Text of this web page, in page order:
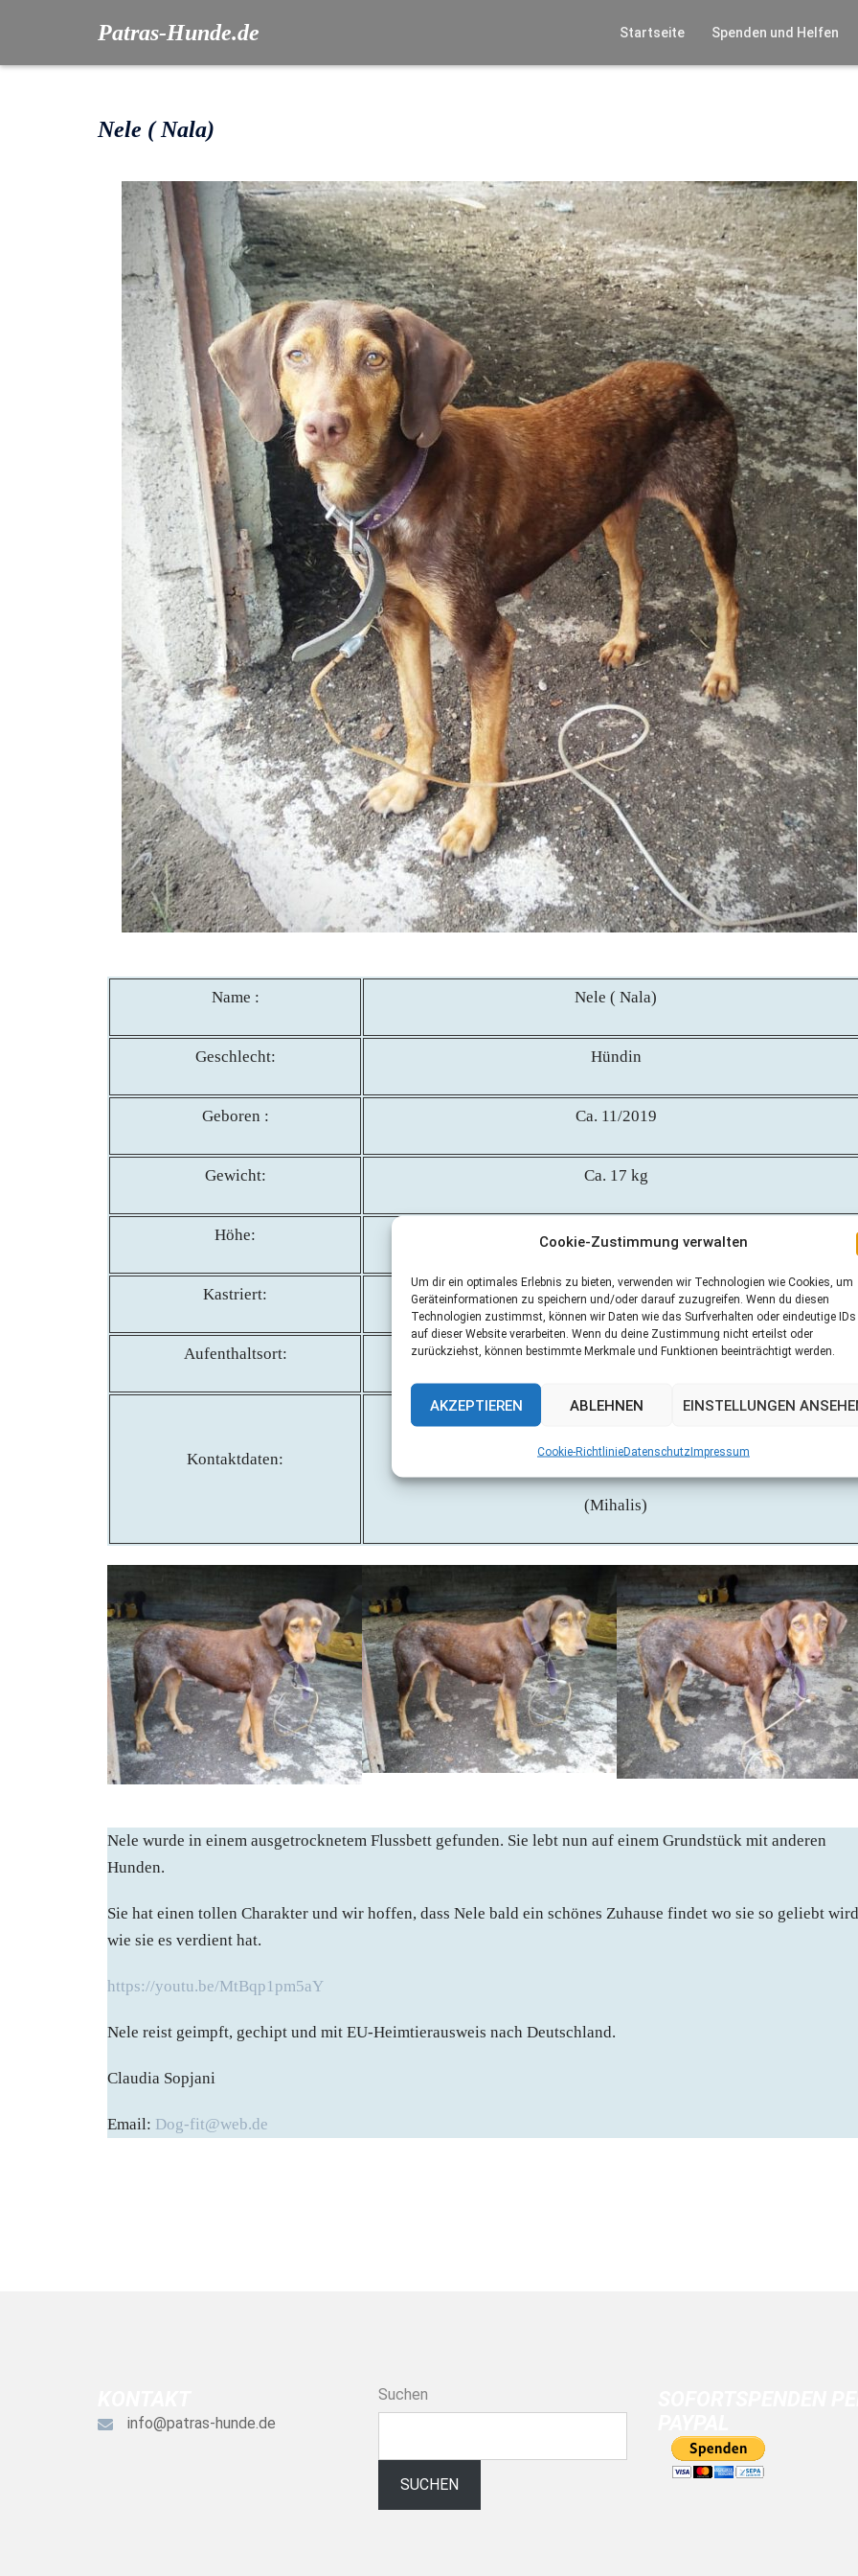
Cookie-Zustimmung verwalten
Um dir ein optimales Erlebnis zu bieten, verwenden wir Technologien wie Cookies, um
Geräteinformationen zu speichern und/oder darauf zuzugreifen. Wenn du diesen
Technologien zustimmst, können wir Daten wie das Surfverhalten oder eindeutige IDs
auf dieser Website verarbeiten. Wenn du deine Zustimmung nicht erteilst oder
zurückziehst, können bestimmte Merkmale und Funktionen beeinträchtigt werden.
AKZEPTIEREN ABLEHNEN EINSTELLUNGEN
Cookie-RichtlinieDatenschutzImpressum
Patras-Hunde.de Startseite Spenden und Helfen
Nele ( Nala)
Name : Nele ( Nala)
Geschlecht: Hündin
Geboren : Ca. 11/2019
Gewicht: Ca. 17 kg
Höhe: Ca. 49 cm
Kastriert: ja
Aufenthaltsort: Griechenland
Kontaktdaten:
Claudia Sopjani
Email:Dog-fit@web.de
(Mihalis)
Nele wurde in einem ausgetrocknetem Flussbett gefunden. Sie lebt nun auf einem Grundstück mit anderen
Hunden.
Sie hat einen tollen Charakter und wir hoffen, dass Nele bald ein schönes Zuhause findet wo sie so geliebt
wie sie es verdient hat.
https://youtu.be/MtBqp1pm5aY
Nele reist geimpft, gechipt und mit EU-Heimtierausweis nach Deutschland.
Claudia Sopjani
Email: Dog-fit@web.de
info@patras-hunde.de
Suchen
SUCHEN